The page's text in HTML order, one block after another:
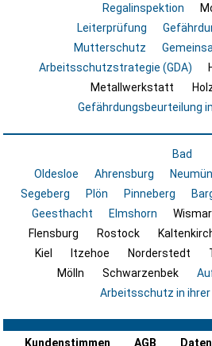
Regalinspektion
Leiterprüfung
Mutterschutz
Arbeitsschutzstrategie (GDA)
Metallwerkstatt
Gefährdungsbeurteilung
Bad
Oldesloe
Ahrensburg
Segeberg
Plön Pinneberg
Geesthacht
Elmshorn Wismar
Flensburg
Rostock
Kiel
Itzehoe Norderstedt
Mölln
Schwarzenbek
Arbeitsschutz in ihrer
Kundenstimmen AGB